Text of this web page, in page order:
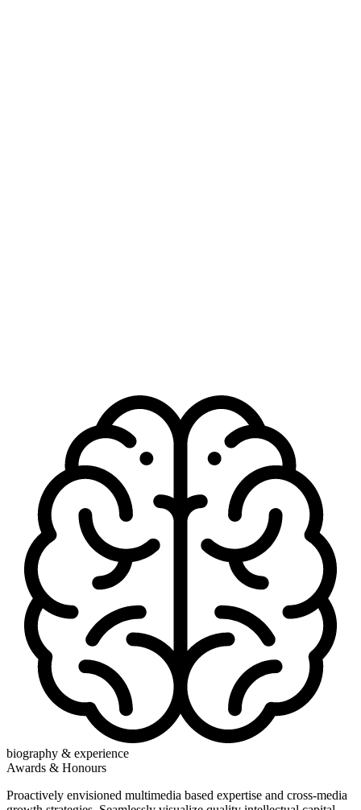
biography & experience
Awards & Honours
Proactively envisioned multimedia based expertise and cross-media